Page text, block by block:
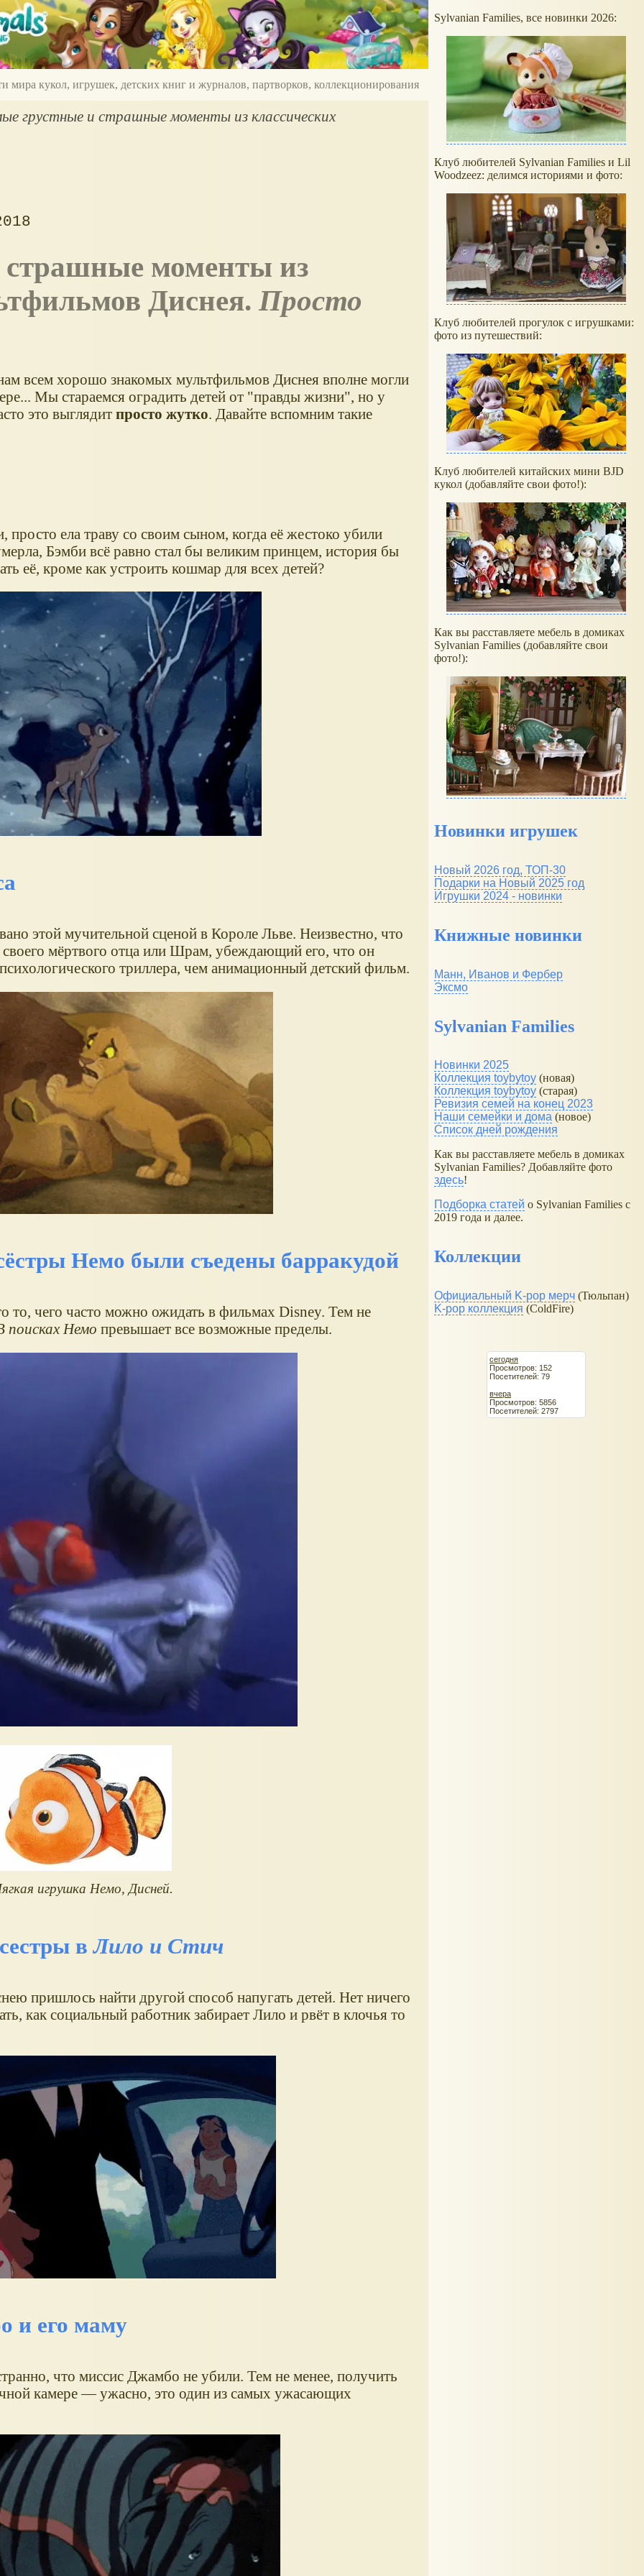
мира кукол, игрушек, детских книг и журналов, партворков, коллекционирования
грустные и страшные моменты из классических
Диснея. Просто
всем хорошо знакомых мультфильмов Диснея вполне могли
Мы стараемся оградить детей от "правды жизни", но у
это выглядит просто жутко. Давайте вспомним такие
ела траву со своим сыном, когда её жестоко убили
Бэмби всё равно стал бы великим принцем, история бы
её, кроме как устроить кошмар для всех детей?
этой мучительной сценой в Короле Льве. Неизвестно, что
своего мёртвого отца или Шрам, убеждающий его, что он
триллера, чем анимационный детский фильм.
Немо были съедены барракудой
то, чего часто можно ожидать в фильмах Disney. Тем не
поисках Немо превышает все возможные пределы.
игрушка Немо, Дисней.
вЛило и Стич
пришлось найти другой способ напугать детей. Нет ничего
как социальный работник забирает Лило и рвёт в клочья то
и его маму
что миссис Джамбо не убили. Тем не менее, получить
камере — ужасно, это один из самых ужасающих
Sylvanian Families, все новинки 2026:
Клуб любителей Sylvanian Families и Lil
Woodzeez: делимся историями и фото:
Клуб любителей прогулок с игрушками:
фото из путешествий:
Клуб любителей китайских мини BJD
кукол (добавляйте свои фото!):
Как вы расставляете мебель в домиках
Sylvanian Families (добавляйте свои
фото!):
Новинки игрушек
Новый 2026 год, ТОП-30
Подарки на Новый 2025 год
Игрушки 2024 - новинки
Книжные новинки
Манн, Иванов и Фербер
Эксмо
Sylvanian Families
Новинки 2025
Коллекция toybytoy (новая)
Коллекция toybytoy (старая)
Ревизия семей на конец 2023
Наши семейки и дома (новое)
Список дней рождения
Как вы расставляете мебель в домиках
Sylvanian Families? Добавляйте фото
здесь!
Подборка статей о Sylvanian Families с
2019 года и далее.
Коллекции
Официальный K-pop мерч (Тюльпан)
K-pop коллекция (ColdFire)
сегодня
Просмотров: 152
Посетителей: 79
вчера
Просмотров: 5856
Посетителей: 2797